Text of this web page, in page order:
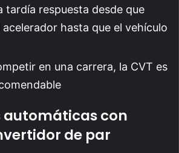
tardía respuesta desde que
acelerador hasta que el vehículo
en una carrera, la CVT es
automáticas con
de par